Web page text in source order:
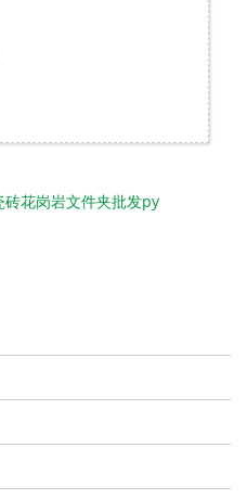
花岗岩文件夹批发py